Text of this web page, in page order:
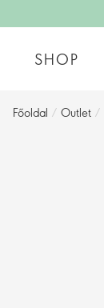
SHOP
Főoldal / Outlet /